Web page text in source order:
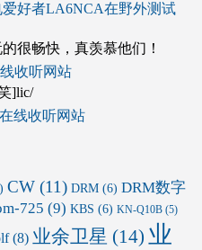
好者LA6NCA在野外测试
很畅快，真羡慕他们！
收听网站
]lic/
线收听网站
CW(11) DRM(6) DRM数字
725 (9) KBS (6) KN-Q10B(5)
(8) 业余卫星 (14) 业